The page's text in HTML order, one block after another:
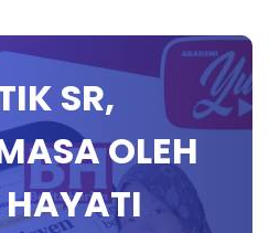
SR,
OLEH
HAYATI